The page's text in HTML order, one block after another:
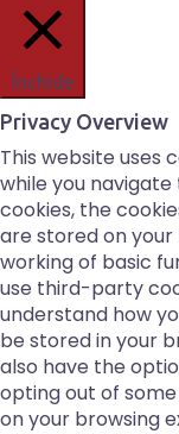
Închide
Privacy Overview
This website uses
while you
cookies, the
are stored on
working of basic
use third-party
understand how
be stored in your
also have the
opting out of
on your browsing